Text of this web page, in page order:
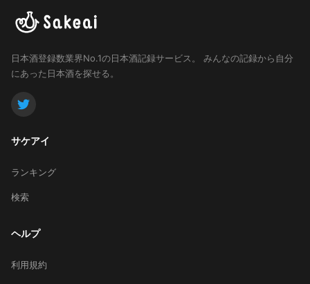
日本酒登録数業界No.1の日本酒記録サービス。
みんなの記録から自分
にあった日本酒を探せる。
サケアイ
ランキング
検索
ヘルプ
利用規約